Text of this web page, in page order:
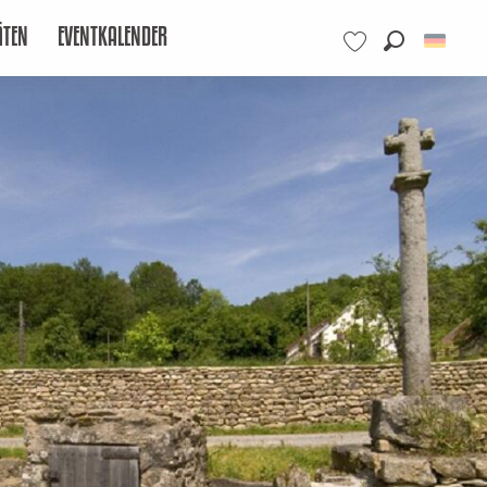
Voir les favoris
EVENTKALENDER